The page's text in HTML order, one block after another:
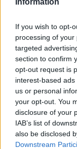
If you wish to opt-
processing of
targeted
section to confirm
opt-out request is
interest-based
us or personal
your opt-out. You
disclosure of your
IAB’s list of
also be disclosed
Downstream
ROGUE widniała
W osiemnastej
dziesięć tysięcy
ekonomiczna –
Trymbi miał
graczy GL. AGO
ułamka
czternaście
pozamiatane.